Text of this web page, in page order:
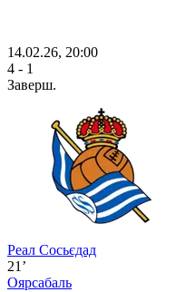
14.02.26, 20:00
4 - 1
Заверш.
Реал Сосьєдад
21’
Оярсабаль